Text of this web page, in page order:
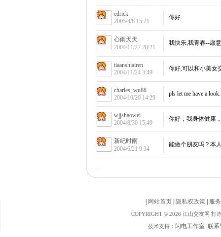
网站首页 隐私权政策 服
COPYRIGHT © 2026 江山交友网 打
技术支持： 闪电工作室 联系